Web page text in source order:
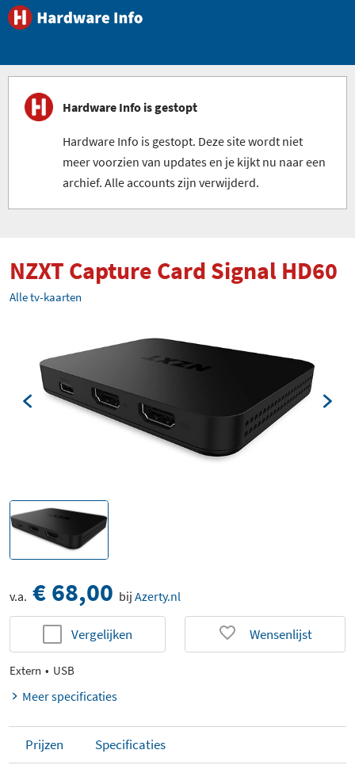
Hardware Info is gestopt
Hardware Info is gestopt. Deze site wordt niet
meer voorzien van updates en je kijkt nu naar een
archief. Alle accounts zijn verwijderd.
NZXT Capture Card Signal HD60
Alle tv-kaarten
v.a. € 68,00 bij Azerty.nl
Vergelijken Wensenlijst
Extern USB
Meer specificaties
Prijzen Specificaties